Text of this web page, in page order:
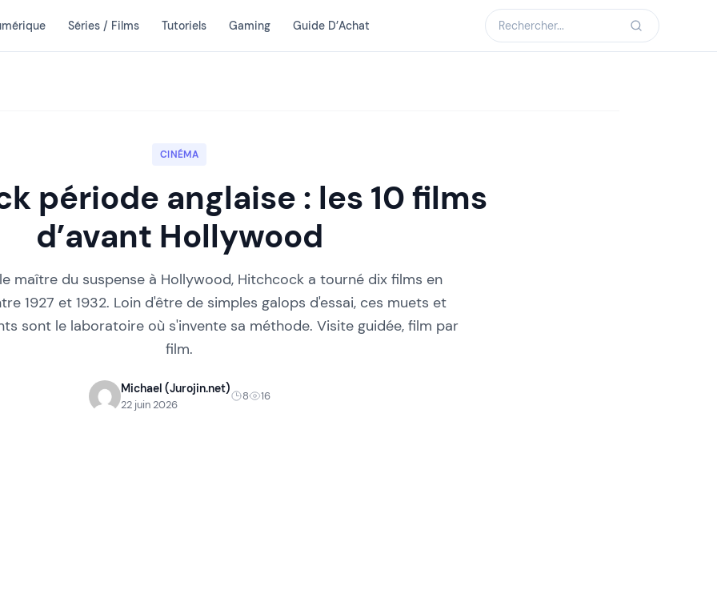
Séries / Films Tutoriels Gaming Guide D’Achat
CINÉMA
période anglaise : les 10 films
d’avant Hollywood
maître du suspense à Hollywood, Hitchcock a tourné dix films en
1927 et 1932. Loin d'être de simples galops d'essai, ces muets et
sont le laboratoire où s'invente sa méthode. Visite guidée, film par
film.
Michael (Jurojin.net)
22 juin 2026
8 16